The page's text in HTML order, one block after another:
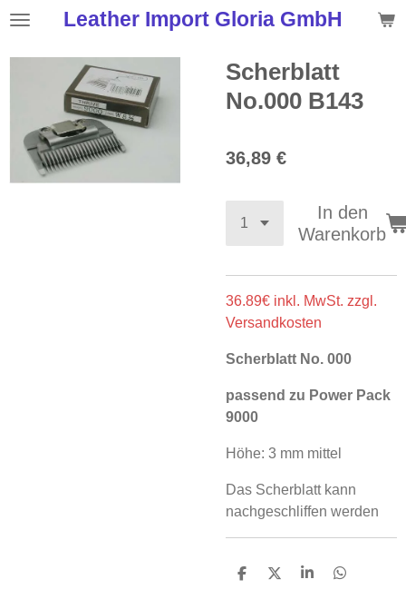
Zum
springen
Leather Import Gloria GmbH
Scherblatt
No.000 B143
36,89 €
In den
Warenkorb
36.89€ inkl. MwSt. zzgl.
Versandkosten
Scherblatt No. 000
passend zu Power Pack
9000
Höhe: 3 mm mittel
Das Scherblatt kann
nachgeschliffen werden
T
T
T
T